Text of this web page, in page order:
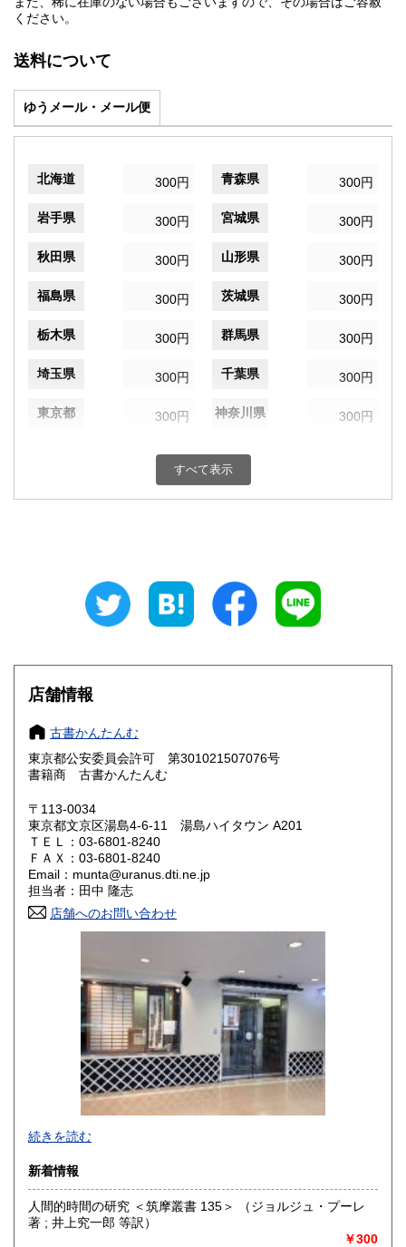
ください。
送料について
ゆうメール・メール便
北海道 300円 青森県 300円
岩手県 300円 宮城県 300円
秋田県 300円 山形県 300円
福島県 300円 茨城県 300円
栃木県 300円 群馬県 300円
埼玉県 300円 千葉県 300円
東京都 300円 神奈川県 300円
300円 富山県
300円 三重県
大阪府
奈良県
鳥取県 300円 島根県
岡山県
山口県 300円
香川県
高知県 300円
300円 大分県
300円 鹿児島県
300円
すべて表示
店舗情報
古書かんたんむ
東京都公安委員会許可 第301021507076号
書籍商 古書かんたんむ
〒113-0034
東京都文京区湯島4-6-11 湯島ハイタウン A201
ＴＥＬ：03-6801-8240
ＦＡＸ：03-6801-8240
Email：munta@uranus.dti.ne.jp
担当者：田中 隆志
店舗へのお問い合わせ
続きを読む
新着情報
人間的時間の研究 ＜筑摩叢書 135＞ （ジョルジュ・プーレ
著 ; 井上究一郎 等訳）
￥300